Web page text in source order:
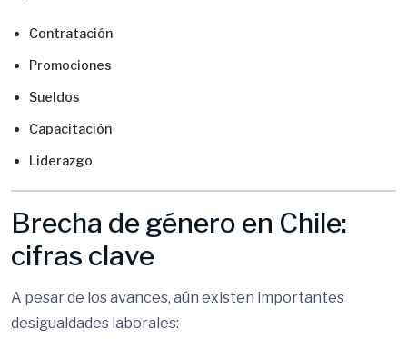
Contratación
Promociones
Sueldos
Capacitación
Liderazgo
Brecha de género en Chile:
cifras clave
A pesar de los avances, aún existen importantes
desigualdades laborales: